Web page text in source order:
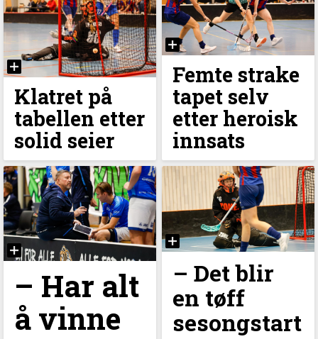
Klatret på
tabellen etter
solid seier
Femte strake
tapet selv
etter heroisk
innsats
–⁠ Har alt
å vinne
–⁠ Det blir
en tøff
sesongstart